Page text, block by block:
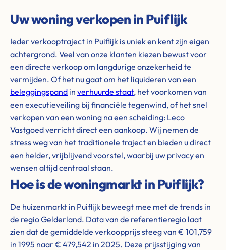
Uw woning verkopen in Puiflijk
Ieder verkooptraject in Puiflijk is uniek en kent zijn eigen
achtergrond. Veel van onze klanten kiezen bewust voor
een directe verkoop om langdurige onzekerheid te
vermijden. Of het nu gaat om het liquideren van een
beleggingspand in verhuurde staat, het voorkomen van
een executieveiling bij financiële tegenwind, of het snel
verkopen van een woning na een scheiding: Leco
Vastgoed verricht direct een aankoop. Wij nemen de
stress weg van het traditionele traject en bieden u direct
een helder, vrijblijvend voorstel, waarbij uw privacy en
wensen altijd centraal staan.
Hoe is de woningmarkt in Puiflijk?
De huizenmarkt in Puiflijk beweegt mee met de trends in
de regio Gelderland. Data van de referentieregio laat
zien dat de gemiddelde verkoopprijs steeg van € 101,759
in 1995 naar € 479,542 in 2025. Deze prijsstijging van